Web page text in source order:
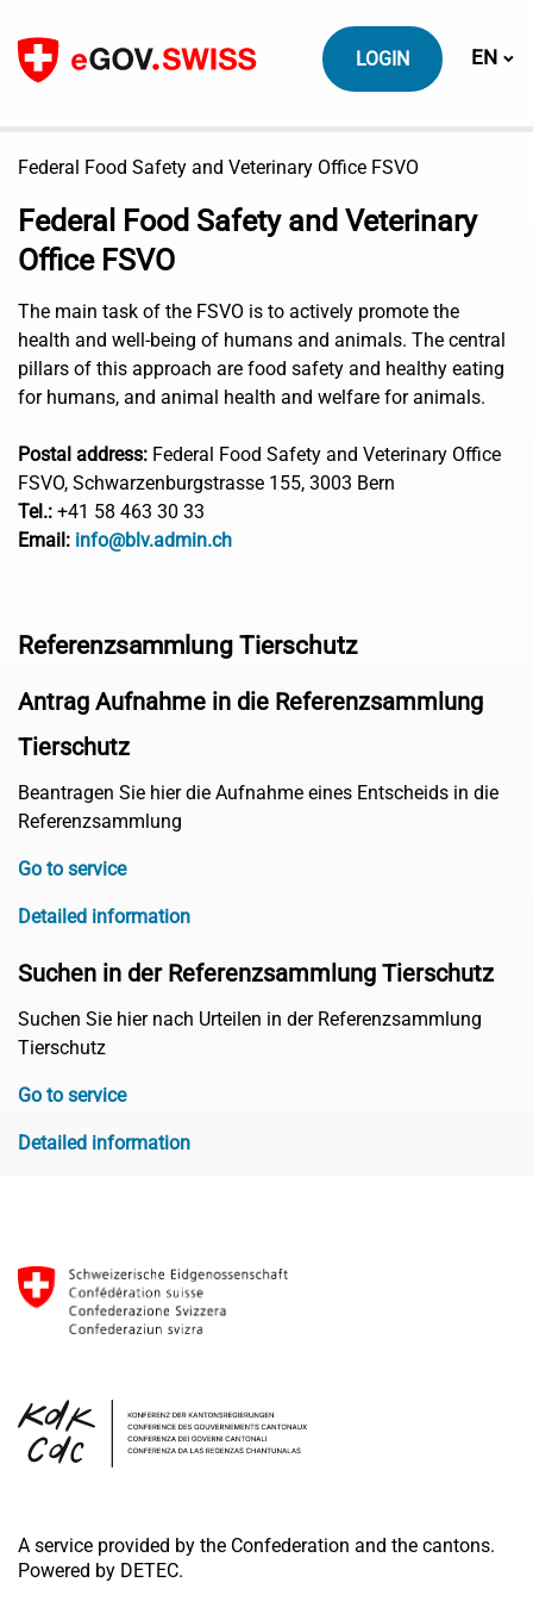
To content
LOGIN EN
Federal Food Safety and Veterinary Office FSVO
Federal Food Safety and Veterinary
Office FSVO
The main task of the FSVO is to actively promote the
health and well-being of humans and animals. The central
pillars of this approach are food safety and healthy eating
for humans, and animal health and welfare for animals.
Postal address: Federal Food Safety and Veterinary Office
FSVO, Schwarzenburgstrasse 155, 3003 Bern
Tel.: +41 58 463 30 33
Email: info@blv.admin.ch
Referenzsammlung Tierschutz
Antrag Aufnahme in die Referenzsammlung
Tierschutz
Beantragen Sie hier die Aufnahme eines Entscheids in die
Referenzsammlung
Go to service
Detailed information
Suchen in der Referenzsammlung Tierschutz
Suchen Sie hier nach Urteilen in der Referenzsammlung
Tierschutz
Go to service
Detailed information
A service provided by the Confederation and the cantons.
Powered by DETEC.